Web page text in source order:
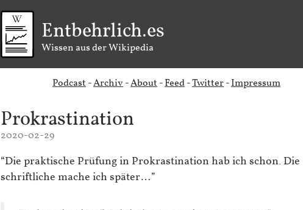
Entbehrlich.es
Wissen aus der Wikipedia
Podcast-Archiv-About-Feed-Twitter-Impressum
Prokrastination
2020-02-29
“Die praktische Prüfung in Prokrastination hab ich schon. Die
schriftliche mache ich später…”